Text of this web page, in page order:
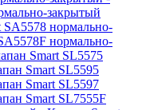
закрытый
SA5578 нормально-
нормально-
Smart SL5575
Smart SL5595
Smart SL5597
Smart SL7555F